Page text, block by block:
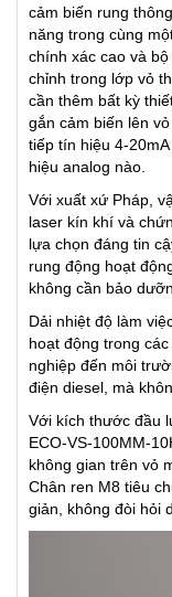
cảm biến rung
năng trong cùng
chính xác cao và
chỉnh trong lớp vỏ
cần thêm bất kỳ
gắn cảm biến lên
tiếp tín hiệu 4-
hiệu analog nào.
Với xuất xứ Pháp,
laser kín khí và
lựa chọn đáng tin
rung động hoạt
không cần bảo
Dải nhiệt độ làm
hoạt động trong
nghiệp đến môi
điện diesel, mà
Với kích thước đầu
ECO-VS-100MM-
không gian trên vỏ
Chân ren M8 tiêu
giản, không đòi hỏi